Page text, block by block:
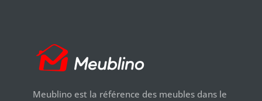
Meublino est la référence des meubles dans le